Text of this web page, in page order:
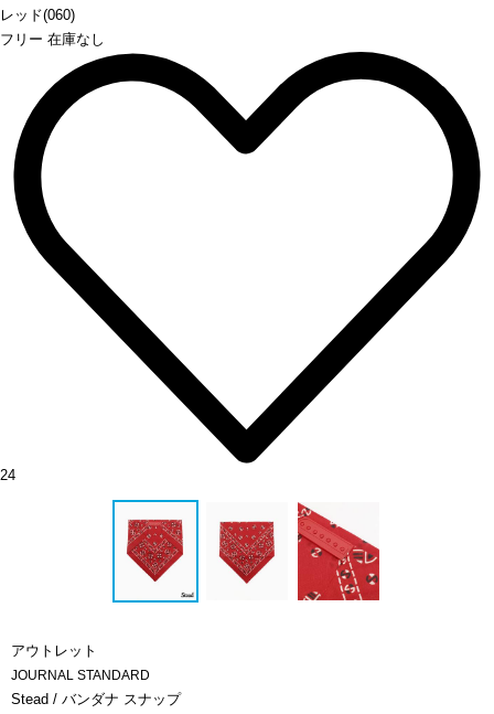
レッド(060)
フリー 在庫なし
24
アウトレット
JOURNAL STANDARD
Stead / バンダナ スナップ